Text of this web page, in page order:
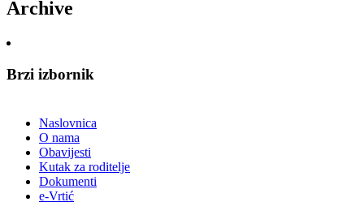
Archive
Brzi izbornik
Naslovnica
O nama
Obavijesti
Kutak za roditelje
Dokumenti
e-Vrtić